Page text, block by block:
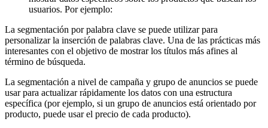
usuarios. Por ejemplo:
La segmentación por palabra clave se puede utilizar para
personalizar la inserción de palabras clave. Una de las prácticas más
interesantes con el objetivo de mostrar los títulos más afines al
término de búsqueda.
La segmentación a nivel de campaña y grupo de anuncios se puede
usar para actualizar rápidamente los datos con una estructura
específica (por ejemplo, si un grupo de anuncios está orientado por
producto, puede usar el precio de cada producto).